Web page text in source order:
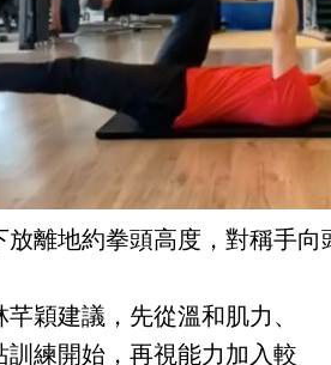
放離地約拳頭高度，對稱手
穎建議，先從溫和肌力、
訓練開始，再視能力加入較